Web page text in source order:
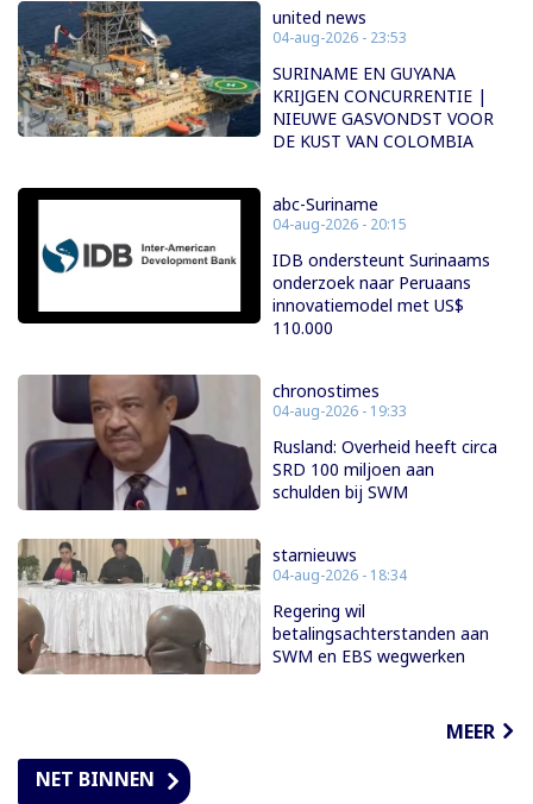
united news
04-aug-2026 - 23:53
SURINAME EN GUYANA
KRIJGEN CONCURRENTIE |
NIEUWE GASVONDST VOOR
DE KUST VAN COLOMBIA
abc-Suriname
04-aug-2026 - 20:15
IDB ondersteunt Surinaams
onderzoek naar Peruaans
innovatiemodel met US$
110.000
chronostimes
04-aug-2026 - 19:33
Rusland: Overheid heeft circa
SRD 100 miljoen aan
schulden bij SWM
starnieuws
04-aug-2026 - 18:34
Regering wil
betalingsachterstanden aan
SWM en EBS wegwerken
MEER
NET BINNEN